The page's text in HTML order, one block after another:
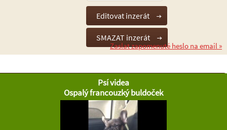
Zaslat zapomenuté heslo na email »
Psí videa
Ospalý francouzký buldoček